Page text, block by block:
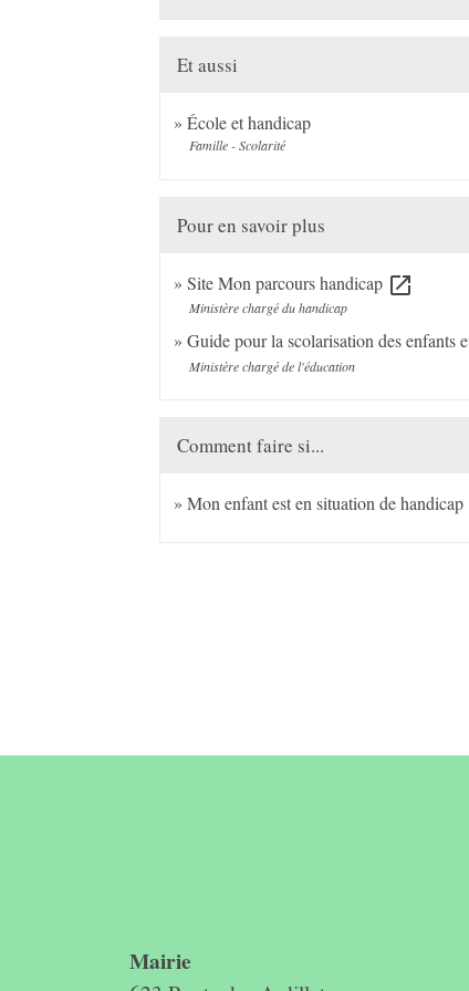
Et aussi
École et handicap
Famille - Scolarité
Pour en savoir plus
Site Mon parcours handicap open_in_new
Ministère chargé du handicap
Guide pour la scolarisation des enfants
Ministère chargé de l'éducation
Comment faire si...
Mon enfant est en situation de handicap
Mairie